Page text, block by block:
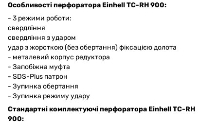
Особливості перфоратора Einhell TC-RH 900:
- 3 режими роботи:
свердління
свердління з ударом
удар з жорсткою (без обертання) фіксацією долота
- металевий корпус редуктора
- Запобіжна муфта
- SDS-Plus патрон
- Зупинка обертання
- Зупинка режиму удару
Стандартні комплектуючі перфоратора Einhell TC-RH
900: